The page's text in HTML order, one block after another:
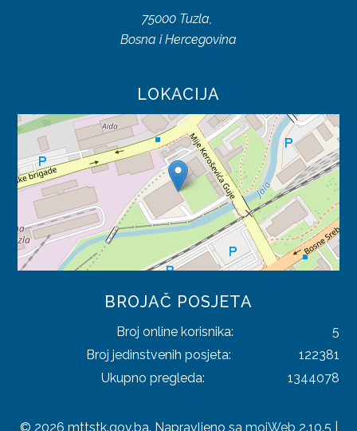
75000 Tuzla,
Bosna i Hercegovina
LOKACIJA
BROJAČ POSJETA
Broj online korisnika:
5
Broj jedinstvenih posjeta:
122381
Ukupno pregleda:
1344078
© 2026 mttstk.gov.ba. Napravljeno sa mojWeb 2.10.5 |